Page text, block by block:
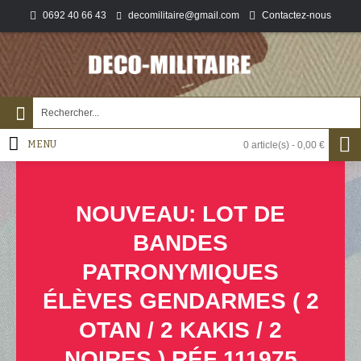
0692 40 66 43 decomilitaire@gmail.com Contactez-nous
0 article(s) - 0,00 €
MENU
NOUVEAU: LOT DE
BANDES
PATRONYMIQUES
ÉLÈVES GENDARMES ( 2
OTAN / 2 KAKIS / 2